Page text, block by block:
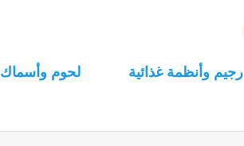
رجيم وأنظمة غذائية لحوم وأسماك